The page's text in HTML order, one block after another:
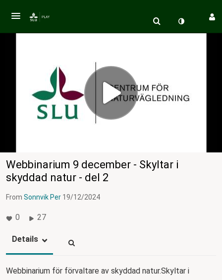
Webbinarium 9 december - Skyltar i
skyddad natur - del 2
From Sonnvik Per 19/12/2024
0 27
Details
Webbinarium för förvaltare av skyddad natur.Skyltar i